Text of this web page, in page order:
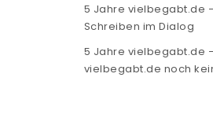
5 Jahre vielbegabt.de
Schreiben im Dialog
5 Jahre vielbegabt.de
vielbegabt.de noch